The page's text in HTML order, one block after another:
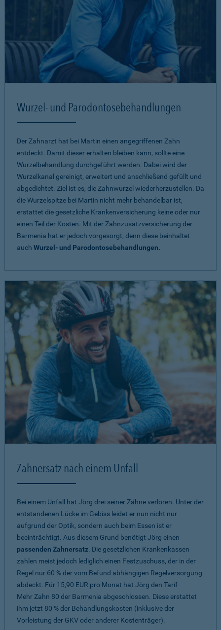
Wurzel- und Parodontosebehandlungen
Der Zahnarzt hat bei Martin einen angegriffenen Zahn
entdeckt. Damit dieser erhalten bleiben kann, sollte eine
Wurzelbehandlung durchgeführt werden. Dabei wird der
Wurzelkanal gereinigt, erweitert und anschließend gefüllt und
abgedichtet. Ziel ist es, die Zahnwurzel wiederherzustellen. Da
die Wurzelspitze bei Martin nicht mehr behandelbar ist,
erstattet die gesetzliche Krankenversicherung keine oder nur
einen Teil der Kosten. Mit der Zahnzusatzversicherung der
Barmenia hat er jedoch vorgesorgt, denn diese beinhaltet
auch Wurzel- und Parodontosebehandlungen.
Zahnersatz nach einem Unfall
Bei einem Unfall hat Jörg drei seiner Zähne verloren. Unter der
entstandenen Lücke im Gebiss leidet er nun nicht nur
aufgrund der Optik, sondern auch beim Essen ist er
beeinträchtigt. Aus diesem Grund benötigt Jörg einen
passenden Zahnersatz. Die gesetzlichen Krankenkassen
zahlen meist jedoch lediglich einen Festzuschuss, der in der
Regel nur 60 % der vom Befund abhängigen Regelversorgung
abdeckt. Für 15,90 EUR pro Monat hat Jörg den Tarif
Mehr Zahn 80 der Barmenia abgeschlossen. Diese erstattet
ihm jetzt 80 % der Behandlungskosten (inklusive der
Vorleistung der GKV oder anderer Kostenträger).